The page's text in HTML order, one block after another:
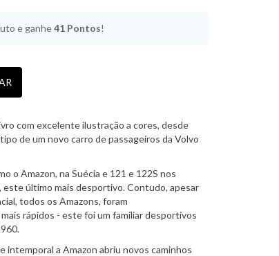
e ganhe41 Pontos!
com excelente ilustração a cores, desde
de um novo carro de passageiros da Volvo
o Amazon, na Suécia e 121 e 122S nos
este último mais desportivo. Contudo, apesar
todos os Amazons, foram
rápidos - este foi um familiar desportivos
intemporal a Amazon abriu novos caminhos